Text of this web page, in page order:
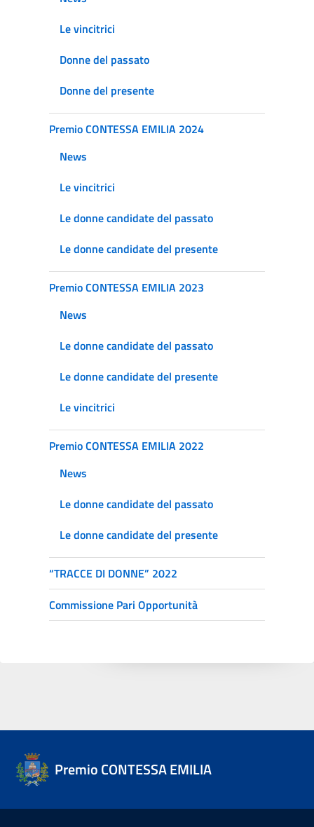
Le vincitrici
Donne del passato
Donne del presente
Premio CONTESSA EMILIA 2024
News
Le vincitrici
Le donne candidate del passato
Le donne candidate del presente
Premio CONTESSA EMILIA 2023
News
Le donne candidate del passato
Le donne candidate del presente
Le vincitrici
Premio CONTESSA EMILIA 2022
News
Le donne candidate del passato
Le donne candidate del presente
“TRACCE DI DONNE” 2022
Commissione Pari Opportunità
Premio CONTESSA EMILIA